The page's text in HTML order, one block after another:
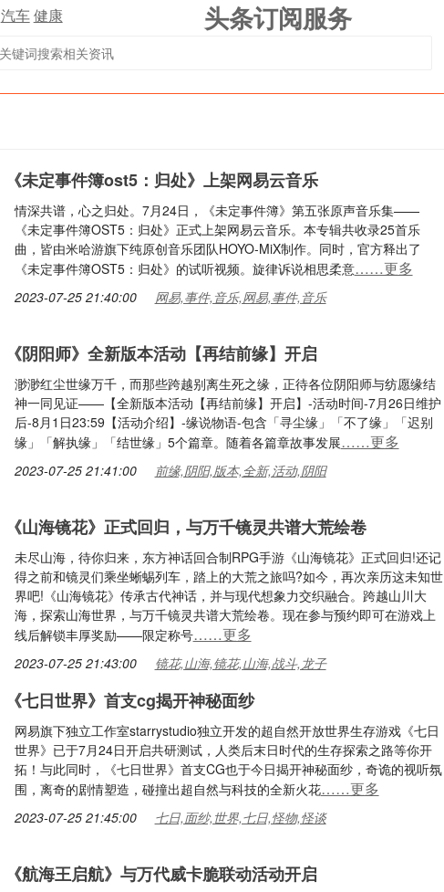
汽车健康 头条订阅服务
《未定事件簿ost5：归处》上架网易云音乐
情深共谱，心之归处。7月24日，《未定事件簿》第五张原声音乐集——
《未定事件簿OST5：归处》正式上架网易云音乐。本专辑共收录25首乐
曲，皆由米哈游旗下纯原创音乐团队HOYO-MiX制作。同时，官方释出了
《未定事件簿OST5：归处》的试听视频。旋律诉说相思柔意……更多
2023-07-25 21:40:00 网易,事件,音乐,网易,事件,音乐
《阴阳师》全新版本活动【再结前缘】开启
渺渺红尘世缘万千，而那些跨越别离生死之缘，正待各位阴阳师与纺愿缘结
神一同见证——【全新版本活动【再结前缘】开启】-活动时间-7月26日维护
后-8月1日23:59【活动介绍】-缘说物语-包含「寻尘缘」「不了缘」「迟别
缘」「解执缘」「结世缘」5个篇章。随着各篇章故事发展……更多
2023-07-25 21:41:00 前缘,阴阳,版本,全新,活动,阴阳
《山海镜花》正式回归，与万千镜灵共谱大荒绘卷
未尽山海，待你归来，东方神话回合制RPG手游《山海镜花》正式回归!还记
得之前和镜灵们乘坐蜥蜴列车，踏上的大荒之旅吗?如今，再次亲历这未知世
界吧!《山海镜花》传承古代神话，并与现代想象力交织融合。跨越山川大
海，探索山海世界，与万千镜灵共谱大荒绘卷。现在参与预约即可在游戏上
线后解锁丰厚奖励——限定称号……更多
2023-07-25 21:43:00 镜花,山海,镜花,山海,战斗,龙子
《七日世界》首支cg揭开神秘面纱
网易旗下独立工作室starrystudio独立开发的超自然开放世界生存游戏《七日
世界》已于7月24日开启共研测试，人类后末日时代的生存探索之路等你开
拓！与此同时，《七日世界》首支CG也于今日揭开神秘面纱，奇诡的视听氛
围，离奇的剧情塑造，碰撞出超自然与科技的全新火花……更多
2023-07-25 21:45:00 七日,面纱,世界,七日,怪物,怪谈
《航海王启航》与万代威卡脆联动活动开启